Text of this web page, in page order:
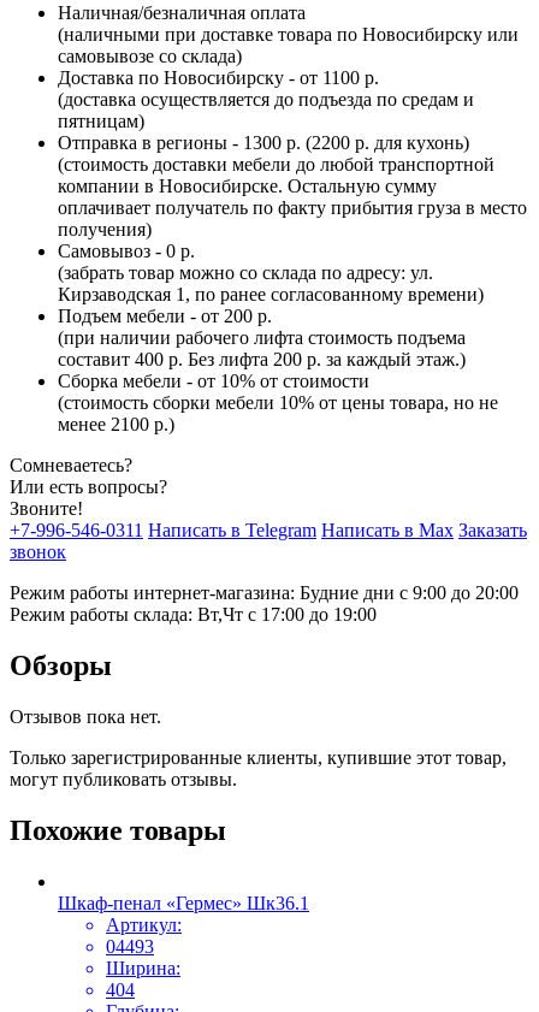
Наличная/безналичная оплата
(наличными при доставке товара по Новосибирску или
самовывозе со склада)
Доставка по Новосибирску - от 1100 р.
(доставка осуществляется до подъезда по средам и
пятницам)
Отправка в регионы - 1300 р. (2200 р. для кухонь)
(стоимость доставки мебели до любой транспортной
компании в Новосибирске. Остальную сумму
оплачивает получатель по факту прибытия груза в место
получения)
Самовывоз - 0 р.
(забрать товар можно со склада по адресу: ул.
Кирзаводская 1, по ранее согласованному времени)
Подъем мебели - от 200 р.
(при наличии рабочего лифта стоимость подъема
составит 400 р. Без лифта 200 р. за каждый этаж.)
Сборка мебели - от 10% от стоимости
(стоимость сборки мебели 10% от цены товара, но не
менее 2100 р.)
Сомневаетесь?
Или есть вопросы?
Звоните!
+7-996-546-0311 Написать в Telegram Написать в Max Заказать
звонок
Режим работы интернет-магазина: Будние дни с 9:00 до 20:00
Режим работы склада: Вт,Чт с 17:00 до 19:00
Обзоры
Отзывов пока нет.
Только зарегистрированные клиенты, купившие этот товар,
могут публиковать отзывы.
Похожие товары
Шкаф-пенал «Гермес» Шк36.1
Артикул:
04493
Ширина:
404